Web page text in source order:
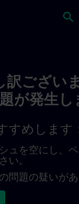
search
訳ござい
が発生し
すめします
ュを空にし、
い。
問題の疑いが